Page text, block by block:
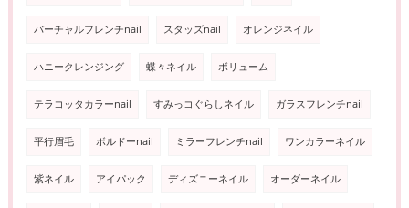
バーチャルフレンチnail スタッズnail オレンジネイル
ハニークレンジング 蝶々ネイル ボリューム
テラコッタカラーnail すみっコぐらしネイル ガラスフレンチnail
平行眉毛 ボルドーnail ミラーフレンチnail ワンカラーネイル
紫ネイル アイパック ディズニーネイル オーダーネイル